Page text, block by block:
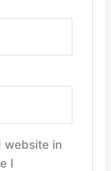
website in
I